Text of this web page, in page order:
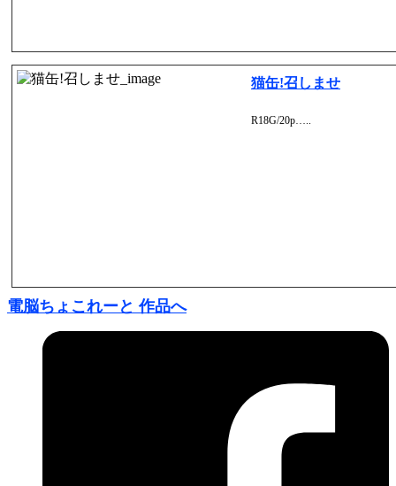
猫缶!召しませ
R18G/20p…..
電脳ちょこれーと 作品へ